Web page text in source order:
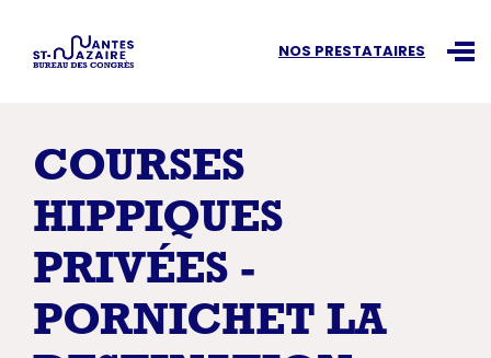
NOS PRESTATAIRES
COURSES
HIPPIQUES
PRIVÉES -
PORNICHET LA